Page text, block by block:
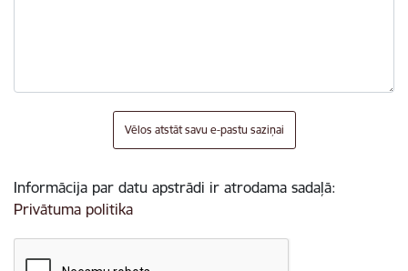
Vēlos atstāt savu e-pastu saziņai
Informācija par datu apstrādi ir atrodama sadaļā:
Privātuma politika